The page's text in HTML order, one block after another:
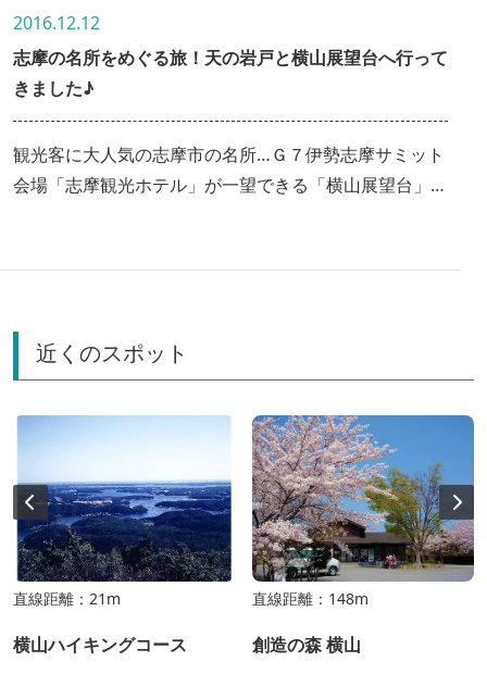
2016.12.12
志摩の名所をめぐる旅！天の岩戸と横山展望台へ行って
きました♪
観光客に大人気の志摩市の名所…Ｇ７伊勢志摩サミット
会場「志摩観光ホテル」が一望できる「横山展望台」と
じられるスポットでした。横山ビジターセンターに道の
近くのスポット
直線距離：21m
横山ハイキングコース
直線距離：148m
創造の森 横山